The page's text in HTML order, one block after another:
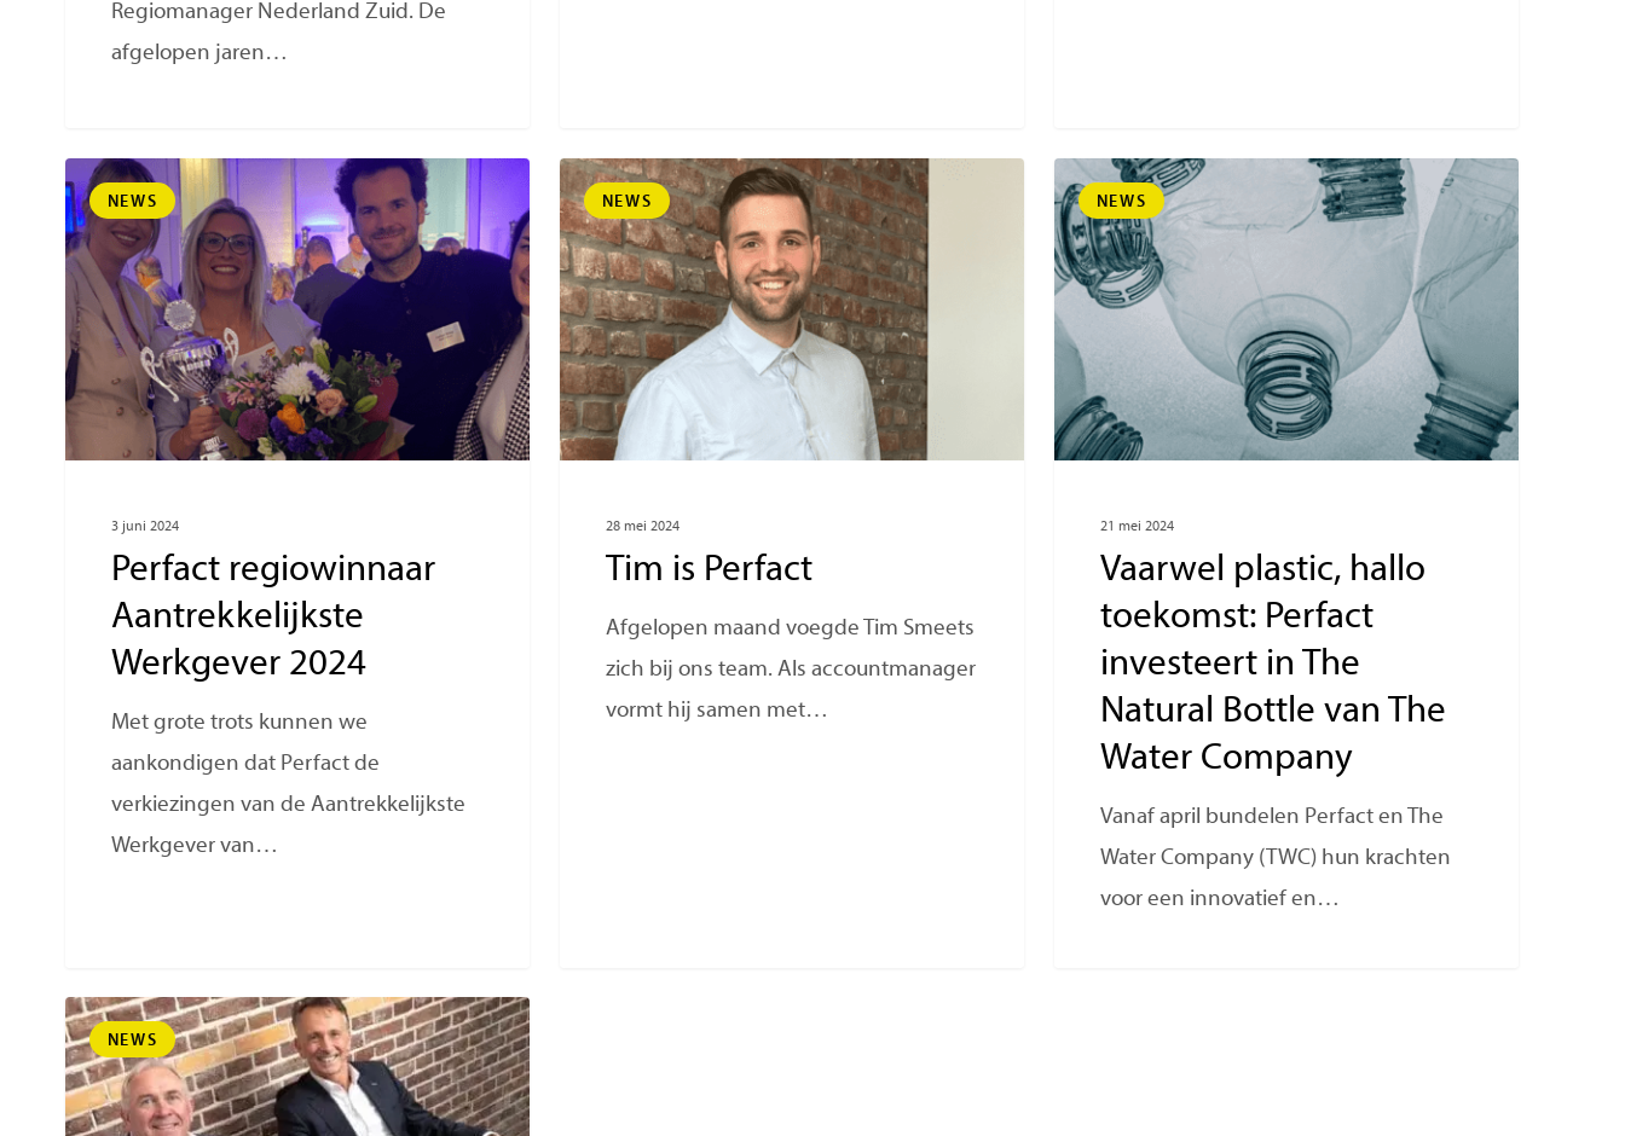
Regiomanager Nederland Zuid. De
afgelopen jaren…
NEWS
3 juni 2024
Perfact regiowinnaar
Aantrekkelijkste
Werkgever 2024
Met grote trots kunnen we
aankondigen dat Perfact de
verkiezingen van de Aantrekkelijkste
Werkgever van…
NEWS
28 mei 2024
Tim is Perfact
Afgelopen maand voegde Tim Smeets
zich bij ons team. Als accountmanager
vormt hij samen met…
NEWS
21 mei 2024
Vaarwel plastic, hallo
toekomst: Perfact
investeert in The
Natural Bottle van The
Water Company
Vanaf april bundelen Perfact en The
Water Company (TWC) hun krachten
voor een innovatief en…
NEWS